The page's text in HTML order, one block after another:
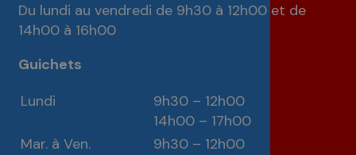
Du lundi au vendredi de 9h30 à 12h00 et de
14h00 à 16h00
Guichets
Lundi
9h30 – 12h00
14h00 – 17h00
Mar. à Ven.
9h30 – 12h00